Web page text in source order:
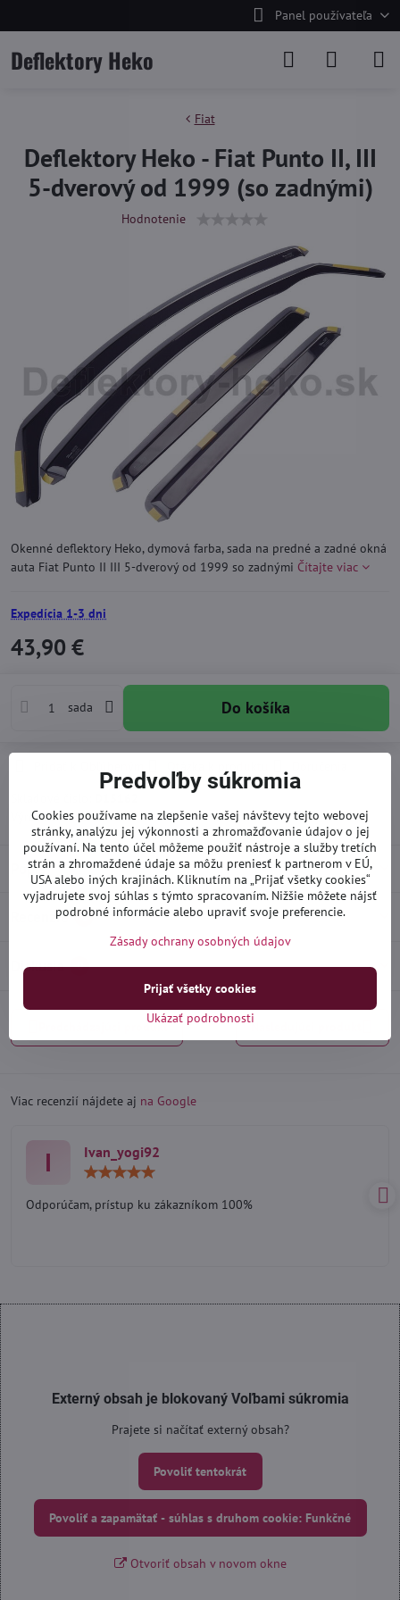
Panel používateľa
Deflektory Heko
Fiat
Deflektory Heko - Fiat Punto II, III
5-dverový od 1999 (so zadnými)
Hodnotenie
Okenné deflektory Heko, dymová farba, sada na predné a zadné okná
auta Fiat Punto II III 5-dverový od 1999 so zadnými Čítajte viac
Expedícia 1-3 dni
43,90 €
sada Do košíka
Výrobca:Heko
Popis
Recenzie 0
Diskusia 0
Predchádzajúci produkt Nasledujúci produkt
Viac recenzií nájdete aj na Google
I Ivan_yogi92
5
Odporúčam, prístup ku zákazníkom 100%
Externý obsah je blokovaný Voľbami súkromia
Prajete si načítať externý obsah?
Povoliť tentokrát
Povoliť a zapamätať - súhlas s druhom cookie: Funkčné
Otvoriť obsah v novom okne
Predvoľby súkromia
Cookies používame na zlepšenie vašej návštevy tejto webovej
stránky, analýzu jej výkonnosti a zhromažďovanie údajov o jej
používaní. Na tento účel môžeme použiť nástroje a služby tretích
strán a zhromaždené údaje sa môžu preniesť k partnerom v EÚ,
USA alebo iných krajinách. Kliknutím na „Prijať všetky cookies“
vyjadrujete svoj súhlas s týmto spracovaním. Nižšie môžete nájsť
podrobné informácie alebo upraviť svoje preferencie.
Zásady ochrany osobných údajov
Ukázať podrobnosti
Prijať všetky cookies